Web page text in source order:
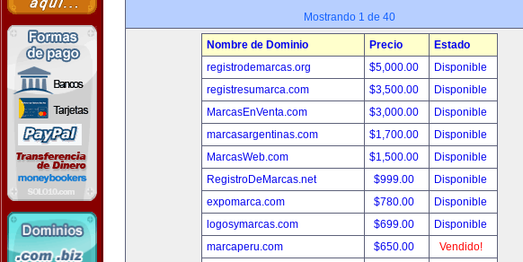
Mostrando 1 de 40
Nombre de Dominio Precio
Estado
registrodemarcas.org
$5,000.00
Disponible
registresumarca.com
$3,500.00
Disponible
MarcasEnVenta.com
$3,000.00
Disponible
marcasargentinas.com
$1,700.00
Disponible
MarcasWeb.com
$1,500.00
Disponible
RegistroDeMarcas.net
$999.00
Disponible
expomarca.com
$780.00
Disponible
logosymarcas.com
$699.00
Disponible
marcaperu.com
$650.00
Vendido!